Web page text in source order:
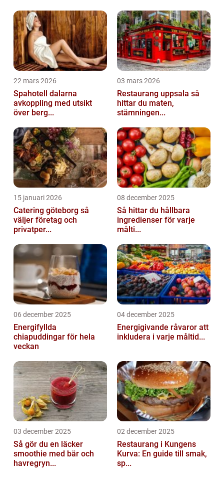
perfekt in i en lågkolhydrat...
22 mars 2026
Spahotell dalarna
avkoppling med utsikt
över berg...
03 mars 2026
Restaurang uppsala så
hittar du maten,
stämningen...
15 januari 2026
Catering göteborg så
väljer företag och
privatper...
08 december 2025
Så hittar du hållbara
ingredienser för varje
målti...
06 december 2025
Energifyllda
chiapuddingar för hela
veckan
04 december 2025
Energigivande råvaror att
inkludera i varje måltid...
03 december 2025
Så gör du en läcker
smoothie med bär och
havregryn...
02 december 2025
Restaurang i Kungens
Kurva: En guide till smak,
sp...